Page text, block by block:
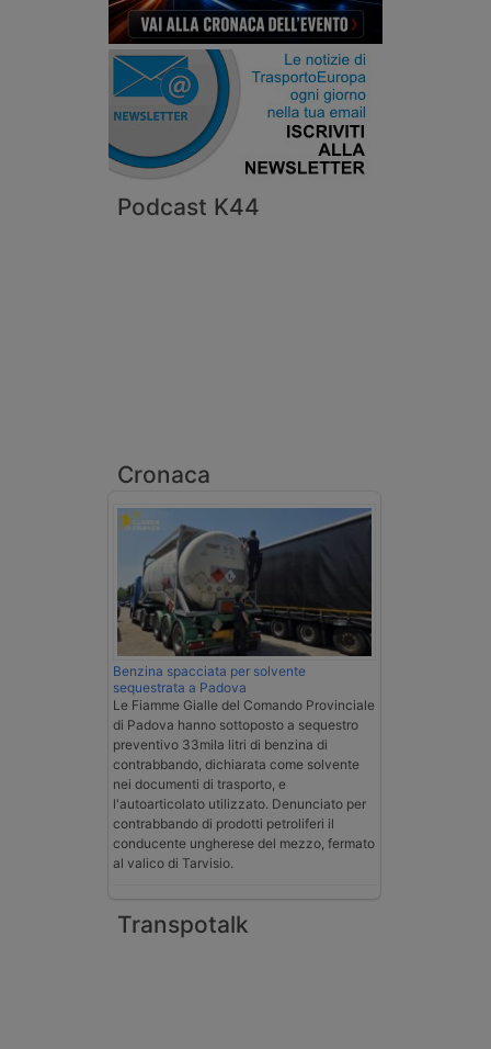
Podcast K44
Cronaca
Benzina spacciata per solvente
sequestrata a Padova
Le Fiamme Gialle del Comando Provinciale
di Padova hanno sottoposto a sequestro
preventivo 33mila litri di benzina di
contrabbando, dichiarata come solvente
nei documenti di trasporto, e
l'autoarticolato utilizzato. Denunciato per
contrabbando di prodotti petroliferi il
conducente ungherese del mezzo, fermato
al valico di Tarvisio.
Transpotalk